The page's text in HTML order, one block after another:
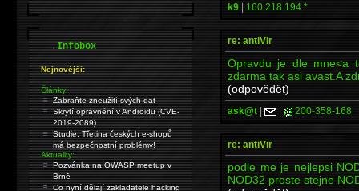
k9 | 160.218.194.*
re: antiVir
Opravdu je dle mne<a
zdarma tak asi avast.A
(odpovědět)
ask@t | | 200-358-168
re: antiVir
podle me je nejlepsi
NOD32 proste stejne
.Infobox
Nejnovější:
Články:
Zabraňte zneužití svých dat
Skrytí oprávnění v Androidu (CVE-
2019-2089)
Studie: Třetina českých e-shopů
má bezpečnostní problémy!
Aktuality:
Pozvánka na OWASP meetup v
Brně
Co nyní dělají zakladatelé hacking